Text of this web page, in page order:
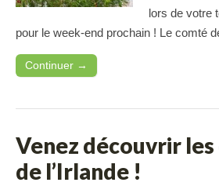
lors de votre
pour le week-end prochain ! Le comté
Continuer →
Venez découvrir
de l’Irlande !